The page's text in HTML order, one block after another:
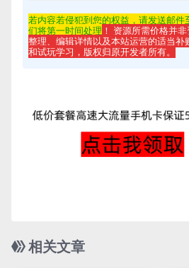
若内容若侵犯到您的权益，请发送邮件
们将第一时间处理 ！ 资源所需价格并
整理、编辑详情以及本站运营的适当补
和试玩学习，版权归原开发者所有。
相关文章